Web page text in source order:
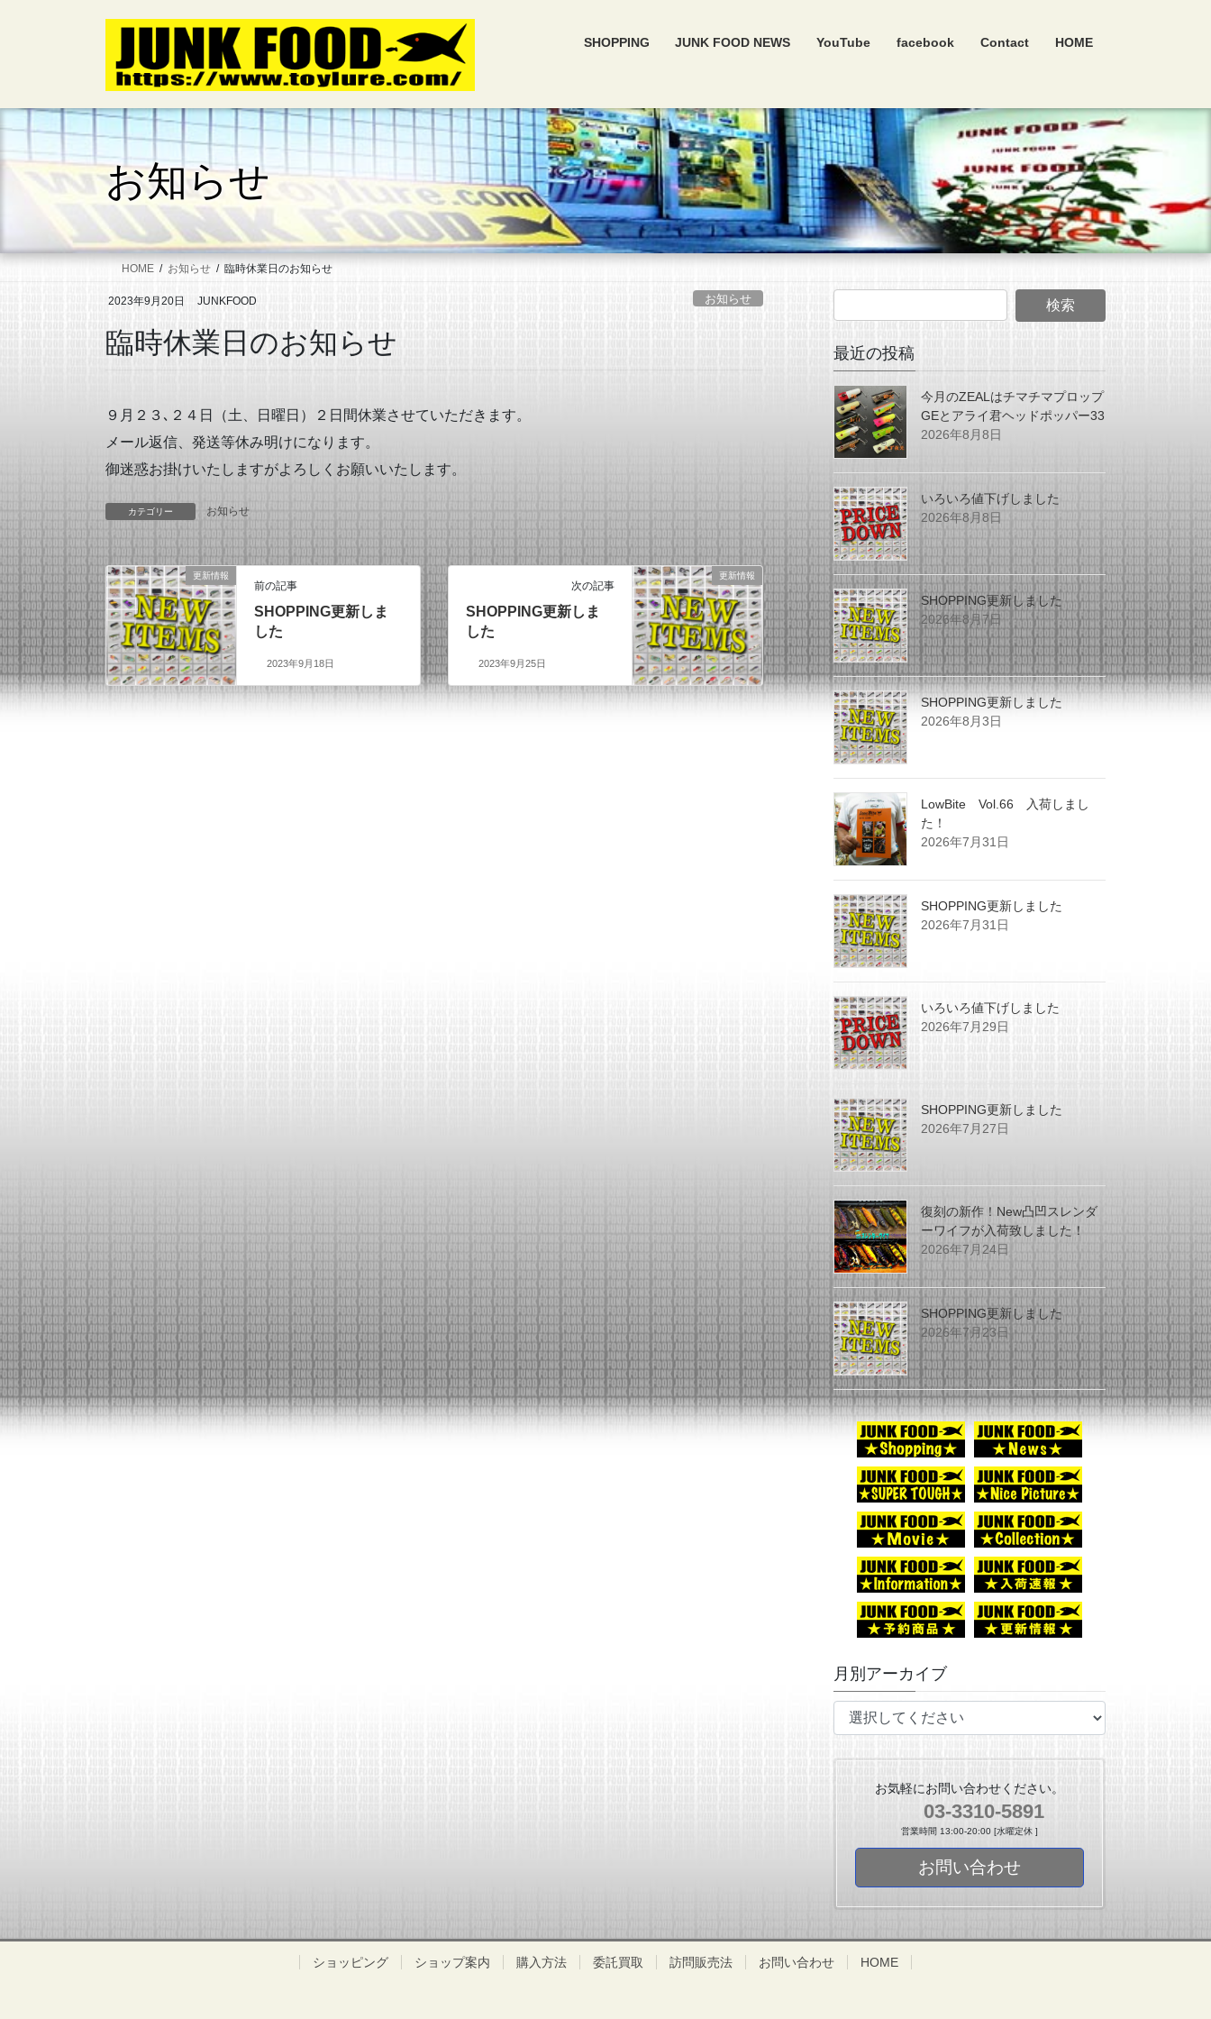
キ
に
SHOPPING JUNK FOOD NEWS YouTube facebook Contact HOME
お知らせ
HOME お知らせ 臨時休業日のお知らせ
2023年9月20日 JUNKFOOD お知らせ
臨時休業日のお知らせ
９月２３､２４日（土、日曜日）２日間休業させていただきます。
メール返信、発送等休み明けになります。
御迷惑お掛けいたしますがよろしくお願いいたします。
カテゴリー お知らせ
更新情報
前の記事
SHOPPING更新しま
した
2023年9月18日
更新情報
次の記事
SHOPPING更新しま
した
2023年9月25日
最近の投稿
今月のZEALはチマチマプロップ
GEとアライ君ヘッドポッパー33
2026年8月8日
いろいろ値下げしました
2026年8月8日
SHOPPING更新しました
2026年8月7日
SHOPPING更新しました
2026年8月3日
LowBite Vol.66 入荷しまし
た！
2026年7月31日
SHOPPING更新しました
2026年7月31日
いろいろ値下げしました
2026年7月29日
SHOPPING更新しました
2026年7月27日
復刻の新作！New凸凹スレンダ
ーワイフが入荷致しました！
2026年7月24日
SHOPPING更新しました
2026年7月23日
月別アーカイブ
お気軽にお問い合わせください。
03-3310-5891
営業時間 13:00-20:00 [水曜定休 ]
お問い合わせ
ショッピング ショップ案内 購入方法 委託買取 訪問販売法 お問い合わせ HOME